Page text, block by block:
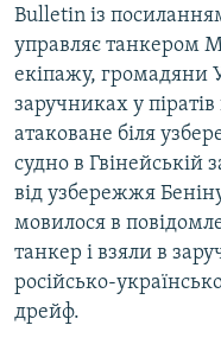
Bulletin із
управляє танкером
екіпажу, громадяни
заручниках у піратів
атаковане біля
судно в Гвінейській
від узбережжя
мовилося в
танкер і взяли в
російсько-
дрейф.